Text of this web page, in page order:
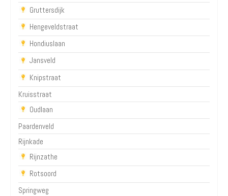
Gruttersdijk
Hengeveldstraat
Hondiuslaan
Jansveld
Knipstraat
Kruisstraat
Oudlaan
Paardenveld
Rijnkade
Rijnzathe
Rotsoord
Springweg